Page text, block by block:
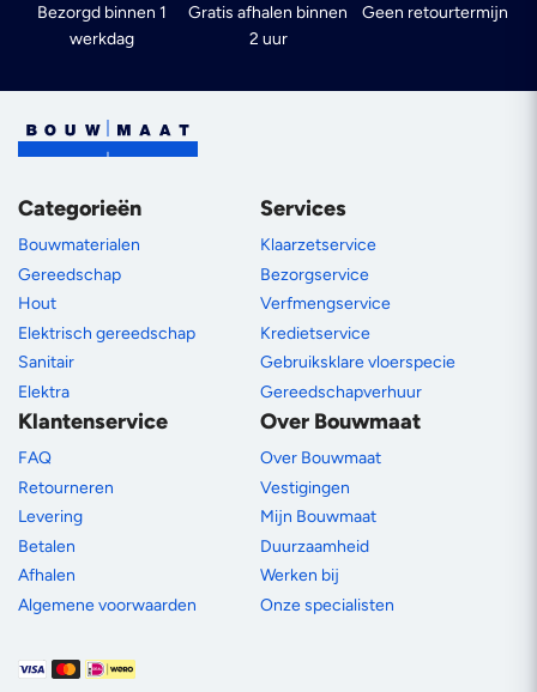
Bezorgd binnen 1
werkdag
Gratis afhalen binnen
2 uur
Geen retourtermijn
Categorieën
Bouwmaterialen
Gereedschap
Hout
Elektrisch gereedschap
Sanitair
Elektra
Services
Klaarzetservice
Bezorgservice
Verfmengservice
Kredietservice
Gebruiksklare vloerspecie
Gereedschapverhuur
Klantenservice
FAQ
Retourneren
Levering
Betalen
Afhalen
Algemene voorwaarden
Over Bouwmaat
Over Bouwmaat
Vestigingen
Mijn Bouwmaat
Duurzaamheid
Werken bij
Onze specialisten
Betaalmethoden